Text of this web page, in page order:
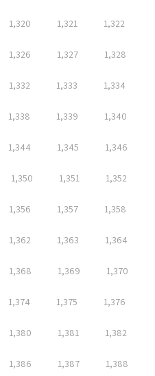
1,320 1,321 1,322
1,326 1,327 1,328
1,332 1,333 1,334
1,338 1,339 1,340
1,344 1,345 1,346
1,350 1,351 1,352
1,356 1,357 1,358
1,362 1,363 1,364
1,368 1,369 1,370
1,374 1,375 1,376
1,380 1,381 1,382
1,386 1,387 1,388